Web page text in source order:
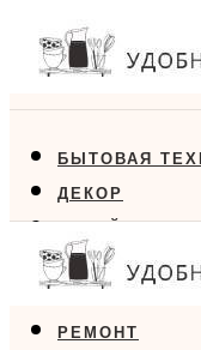
БЫТОВАЯ
ДЕКОР
ДИЗАЙН
ЕДА
РЕМОНТ